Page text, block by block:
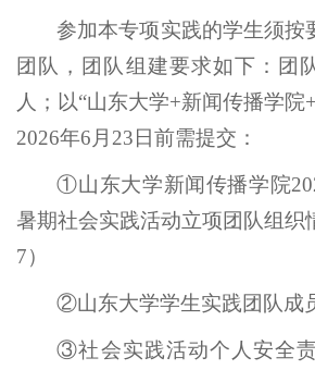
参加本专项实践的学生须按
团队，团队组建要求如下：团
人；以“山东大学+新闻传播学院
2026年6月23日前需提交：
①山东大学新闻传播学院
暑期社会实践活动立项团队组织
7）
②山东大学学生实践团队成
③社会实践活动个人安全